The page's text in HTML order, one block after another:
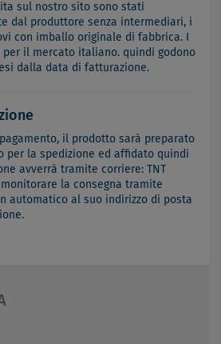
sul nostro sito sono stati
dal produttore senza intermediari, i
con imballo originale di fabbrica. I
il mercato italiano. quindi godono
dalla data di fatturazione.
il prodotto sarà preparato
per la spedizione ed affidato quindi
avverrà tramite corriere: TNT
monitorare la consegna tramite
automatico al suo indirizzo di posta